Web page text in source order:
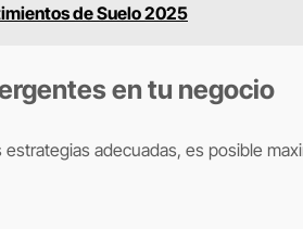
de Suelo 2025
en tu negocio
adecuadas, es posible